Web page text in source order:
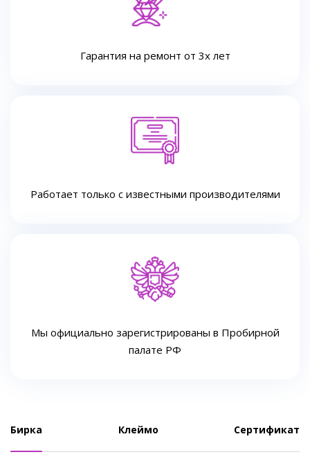
Гарантия на ремонт от 3х лет
Работает только с известными производителями
Мы официально зарегистрированы в Пробирной
палате РФ
Бирка Клеймо Сертификат